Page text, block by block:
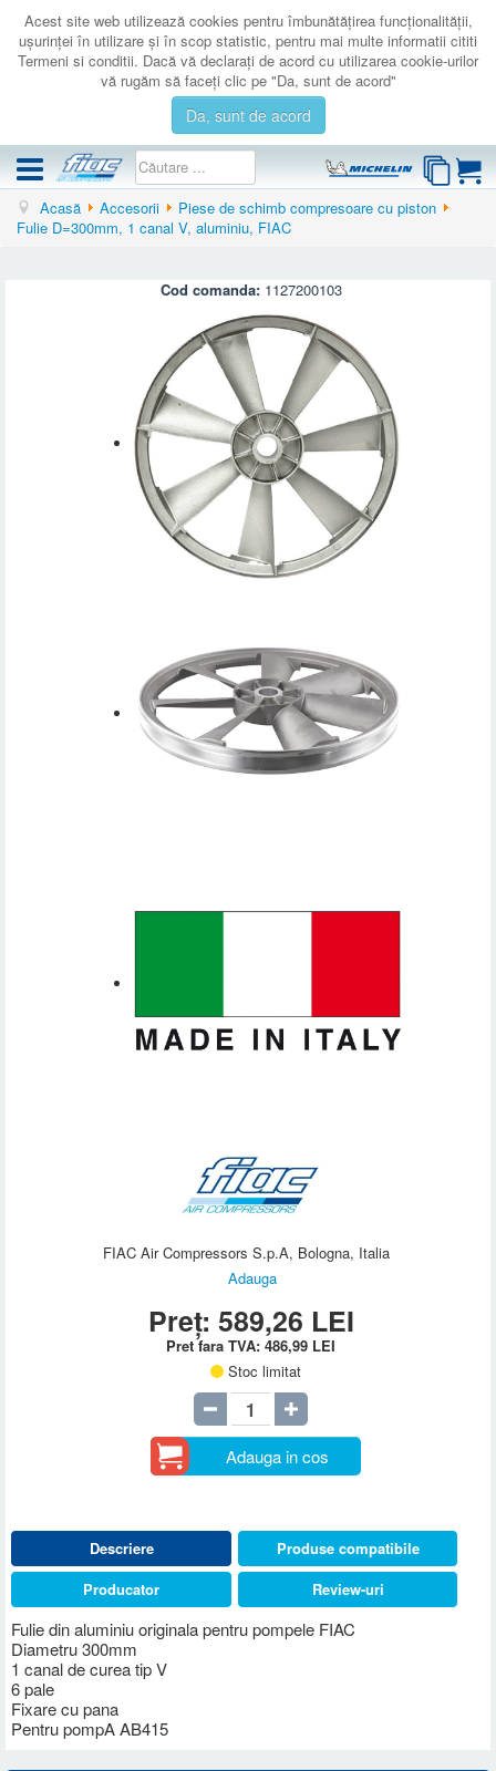
Acest site web utilizează cookies pentru îmbunătăţirea funcţionalităţii,
uşurinţei în utilizare şi în scop statistic, pentru mai multe informatii cititi
Termeni si conditii. Dacă vă declaraţi de acord cu utilizarea cookie-urilor
vă rugăm să faceţi clic pe "Da, sunt de acord"
Da, sunt de acord
COMPRESOARE
AUTENTIFICARE
Acasă Accesorii
Piese de schimb compresoare cu piston
Fulie D=300mm, 1 canal V, aluminiu, FIAC
Cod comanda: 1127200103
FIAC Air Compressors S.p.A, Bologna, Italia
Adauga
Preț: 589,26 LEI
Pret fara TVA:486,99 LEI
Stoc limitat
Adauga in cos
Descriere
Fulie din aluminiu originala pentru pompele FIAC
Diametru 300mm
1 canal de curea tip V
6 pale
Fixare cu pana
Pentru pompA AB415
Produse compatibile
Producator
Review-uri